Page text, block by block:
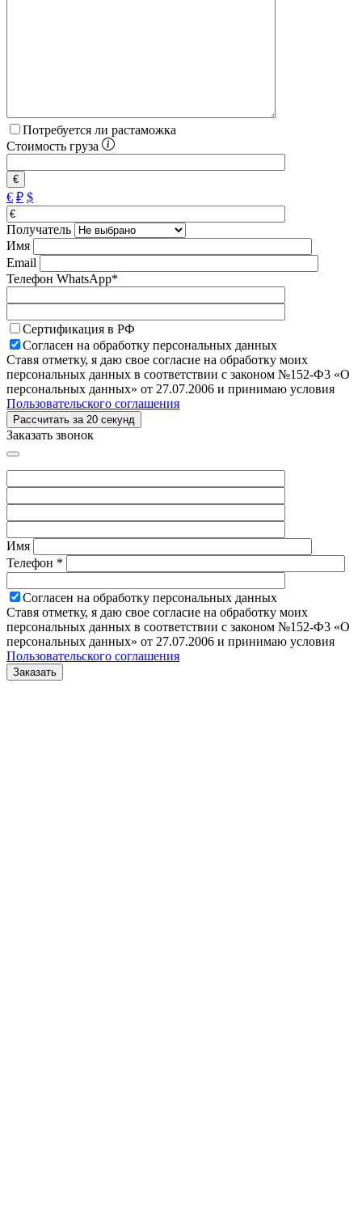
Потребуется ли растаможка
Стоимость груза
€
€ ₽ $
Получатель
Имя
Email
Телефон WhatsApp*
Сертификация в РФ
Согласен на обработку персональных данных
Ставя отметку, я даю свое согласие на обработку моих
персональных данных в соответствии с законом №152-Ф3 «О
персональных данных» от 27.07.2006 и принимаю условия
Пользовательского соглашения
Заказать звонок
Имя
Телефон *
Согласен на обработку персональных данных
Ставя отметку, я даю свое согласие на обработку моих
персональных данных в соответствии с законом №152-Ф3 «О
персональных данных» от 27.07.2006 и принимаю условия
Пользовательского соглашения